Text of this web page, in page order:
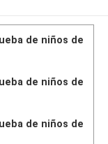
de niños de
de niños de
de niños de